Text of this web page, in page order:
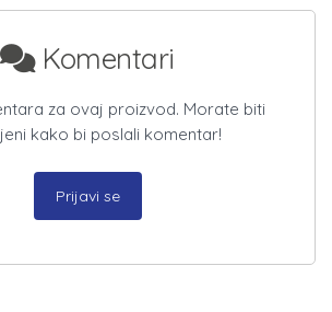
Komentari
za ovaj proizvod. Morate biti
kako bi poslali komentar!
Prijavi se